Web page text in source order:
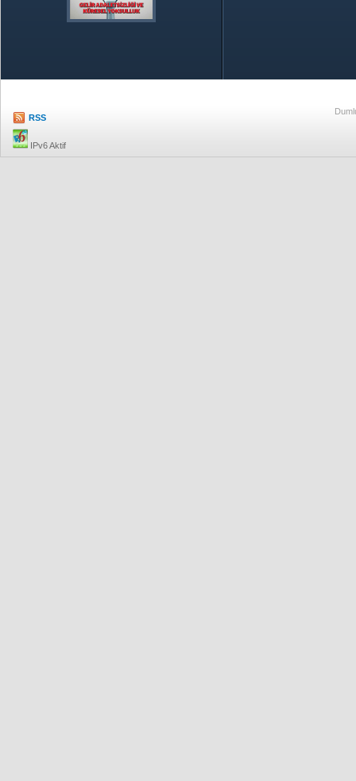
RSS
IPv6 Aktif